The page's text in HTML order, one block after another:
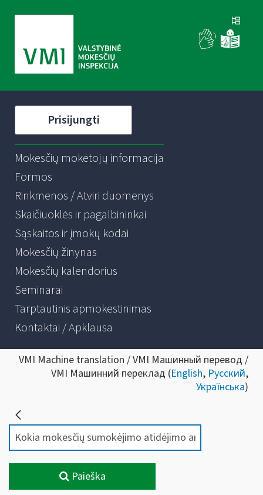
Prisijungti
Mokesčių mokėtojų informacija
Formos
Rinkmenos / Atviri duomenys
Skaičiuoklės ir pagalbininkai
Sąskaitos ir įmokų kodai
Mokesčių žinynas
Mokesčių kalendorius
Seminarai
Tarptautinis apmokestinimas
Kontaktai / Apklausa
VMI Machine translation / VMI Машинный перевод /
VMI Машинний переклад (English, Русский,
Українська)
Paieška